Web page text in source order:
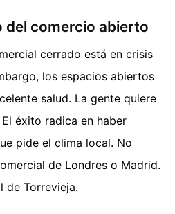
comercio abierto
cerrado está en crisis
los espacios abiertos
salud. La gente quiere
éxito radica en haber
pide el clima local. No
de Londres o Madrid.
de Torrevieja.